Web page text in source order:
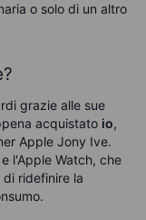
o solo di un altro
grazie alle sue
acquistato io,
Apple Jony Ive.
l'Apple Watch, che
ridefinire la